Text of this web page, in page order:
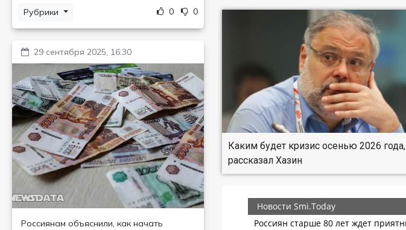
Рубрики 0 0
29 сентября 2025, 16:30
Россиянам объяснили, как начать
Каким будет кризис осенью 2026 года,
рассказал Хазин